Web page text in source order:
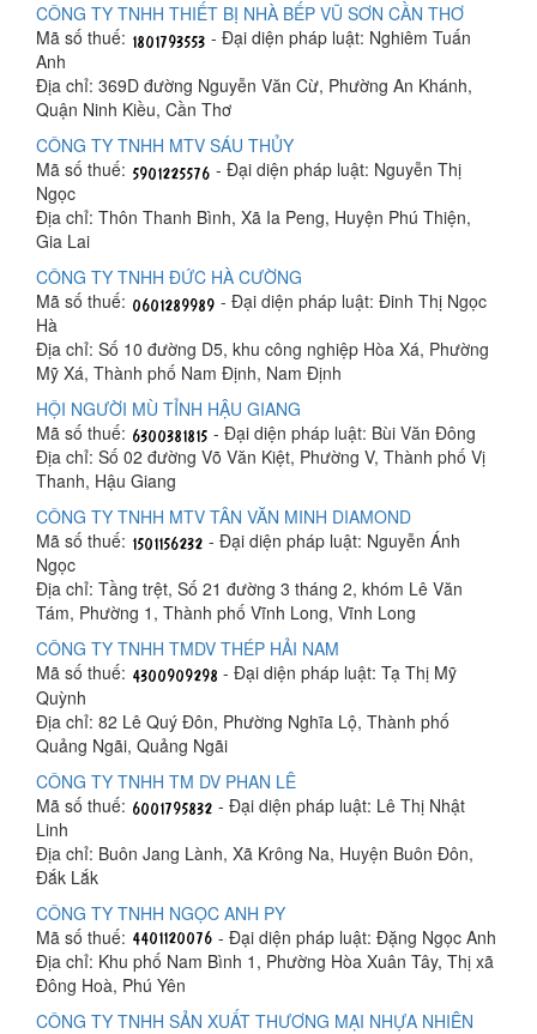
CÔNG TY TNHH THIẾT BỊ NHÀ BẾP VŨ SƠN CẦN THƠ
Mã số thuế:
- Đại diện pháp luật: Nghiêm Tuấn
Anh
Địa chỉ: 369D đường Nguyễn Văn Cừ, Phường An Khánh,
Quận Ninh Kiều, Cần Thơ
CÔNG TY TNHH MTV SÁU THỦY
Mã số thuế:
- Đại diện pháp luật: Nguyễn Thị
Ngọc
Địa chỉ: Thôn Thanh Bình, Xã Ia Peng, Huyện Phú Thiện,
Gia Lai
CÔNG TY TNHH ĐỨC HÀ CƯỜNG
Mã số thuế:
- Đại diện pháp luật: Đinh Thị Ngọc
Hà
Địa chỉ: Số 10 đường D5, khu công nghiệp Hòa Xá, Phường
Mỹ Xá, Thành phố Nam Định, Nam Định
HỘI NGƯỜI MÙ TỈNH HẬU GIANG
Mã số thuế:
- Đại diện pháp luật: Bùi Văn Đông
Địa chỉ: Số 02 đường Võ Văn Kiệt, Phường V, Thành phố Vị
Thanh, Hậu Giang
CÔNG TY TNHH MTV TÂN VĂN MINH DIAMOND
Mã số thuế:
- Đại diện pháp luật: Nguyễn Ánh
Ngọc
Địa chỉ: Tầng trệt, Số 21 đường 3 tháng 2, khóm Lê Văn
Tám, Phường 1, Thành phố Vĩnh Long, Vĩnh Long
CÔNG TY TNHH TMDV THÉP HẢI NAM
Mã số thuế:
- Đại diện pháp luật: Tạ Thị Mỹ
Quỳnh
Địa chỉ: 82 Lê Quý Đôn, Phường Nghĩa Lộ, Thành phố
Quảng Ngãi, Quảng Ngãi
CÔNG TY TNHH TM DV PHAN LÊ
Mã số thuế:
- Đại diện pháp luật: Lê Thị Nhật
Linh
Địa chỉ: Buôn Jang Lành, Xã Krông Na, Huyện Buôn Đôn,
Đắk Lắk
CÔNG TY TNHH NGỌC ANH PY
Mã số thuế:
- Đại diện pháp luật: Đặng Ngọc Anh
Địa chỉ: Khu phố Nam Bình 1, Phường Hòa Xuân Tây, Thị xã
Đông Hoà, Phú Yên
CÔNG TY TNHH SẢN XUẤT THƯƠNG MẠI NHỰA NHIÊN